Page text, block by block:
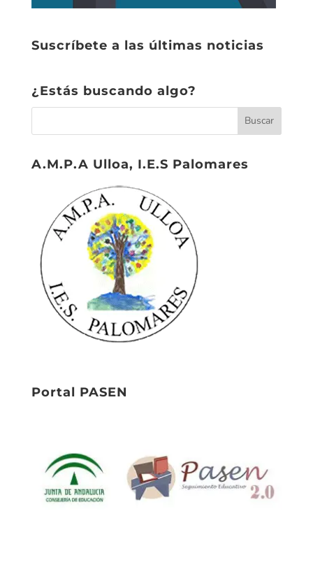
Suscríbete a las últimas noticias
¿Estás buscando algo?
A.M.P.A Ulloa, I.E.S Palomares
Portal PASEN